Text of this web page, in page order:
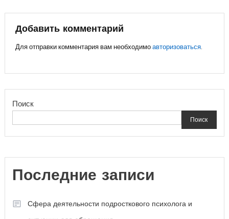
по
записям
Добавить комментарий
Для отправки комментария вам необходимоавторизоваться.
Поиск
Поиск
Последние записи
Сфера деятельности подросткового психолога и